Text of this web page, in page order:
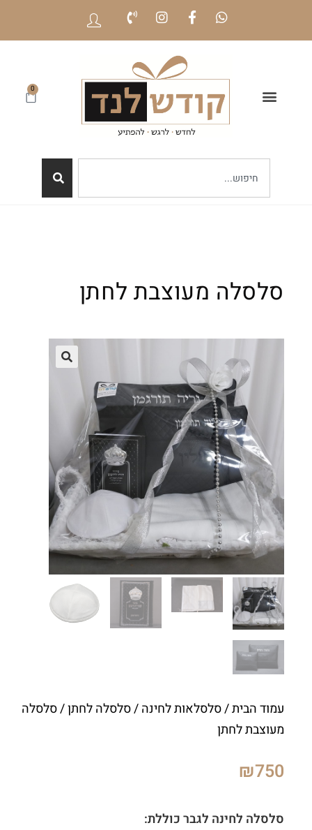
0
סלסלה מעוצבת לחתן
עמוד הבית/סלסלאות לחינה/סלסלה לחתן/ סלסלה
מעוצבת לחתן
₪750
סלסלה לחינה לגבר כוללת: